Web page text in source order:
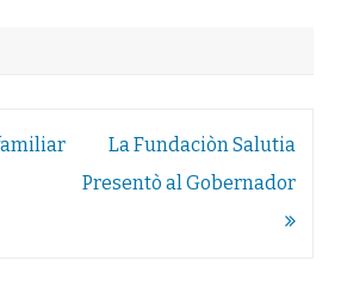
La Fundaciòn Salutia
Presentò al Gobernador